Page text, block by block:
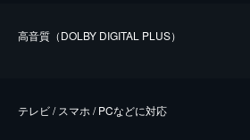
⾼⾳質（DOLBY DIGITAL PLUS）
テレビ / スマホ / PCなどに対応